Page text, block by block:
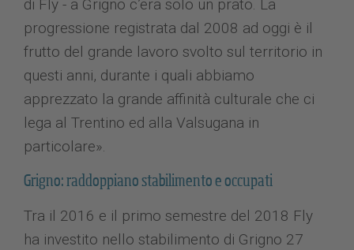
di Fly - a Grigno c’era solo un prato. La
progressione registrata dal 2008 ad oggi è il
frutto del grande lavoro svolto sul territorio in
questi anni, durante i quali abbiamo
apprezzato la grande affinità culturale che ci
lega al Trentino ed alla Valsugana in
particolare».
Grigno: raddoppiano stabilimento e occupati
Tra il 2016 e il primo semestre del 2018 Fly
ha investito nello stabilimento di Grigno 27